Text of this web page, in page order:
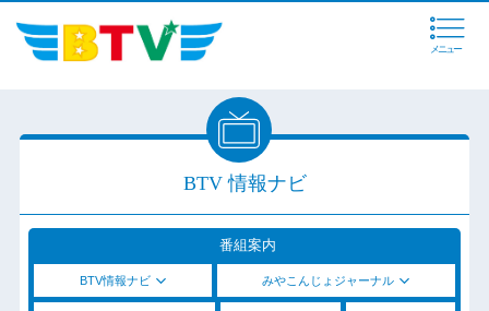
メニュー
BTV 情報ナビ
番組案内
BTV情報ナビ みやこんじょジャーナル